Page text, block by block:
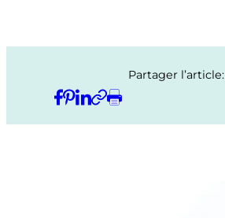
Partager l’article: